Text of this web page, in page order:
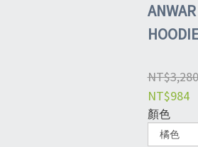
NT$3,280
NT$984
顏色